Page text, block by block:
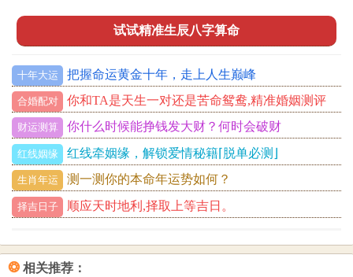
试试精准生辰八字算命
十年大运 把握命运黄金十年，走上人生巅峰
合婚配对 你和TA是天生一对还是苦命鸳鸯,精准婚姻测评
财运测算 你什么时候能挣钱发大财？何时会破财
红线姻缘 红线牵姻缘，解锁爱情秘籍⌈脱单必测⌋
生肖年运 测一测你的本命年运势如何？
择吉日子 顺应天时地利,择取上等吉日。
❂ 相关推荐：